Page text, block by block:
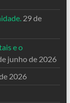
29 de
e o
junho de 2026
2026